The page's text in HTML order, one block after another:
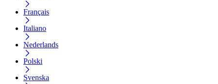
Français
Italiano
Nederlands
Polski
Svenska